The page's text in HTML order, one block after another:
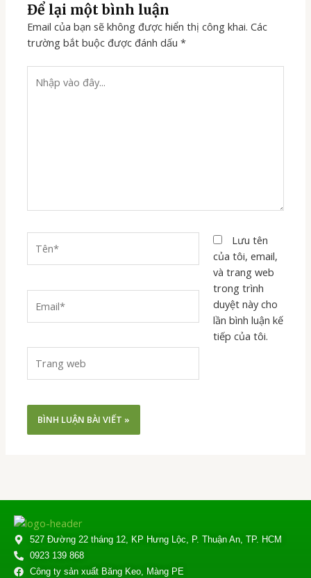
Để lại một bình luận
Email của bạn sẽ không được hiển thị công khai. Các
trường bắt buộc được đánh dấu*
vào
web
Lưu tên
của tôi, email,
và trang web
trong trình
duyệt này cho
lần bình luận kế
tiếp của tôi.
527 Đường 22 tháng 12, KP Hưng Lộc, P. Thuận An, TP. HCM
0923 139 868
Công ty sản xuất Băng Keo, Màng PE